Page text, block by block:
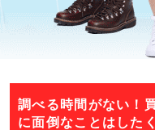
調べる時間がない！
に面倒なことはした